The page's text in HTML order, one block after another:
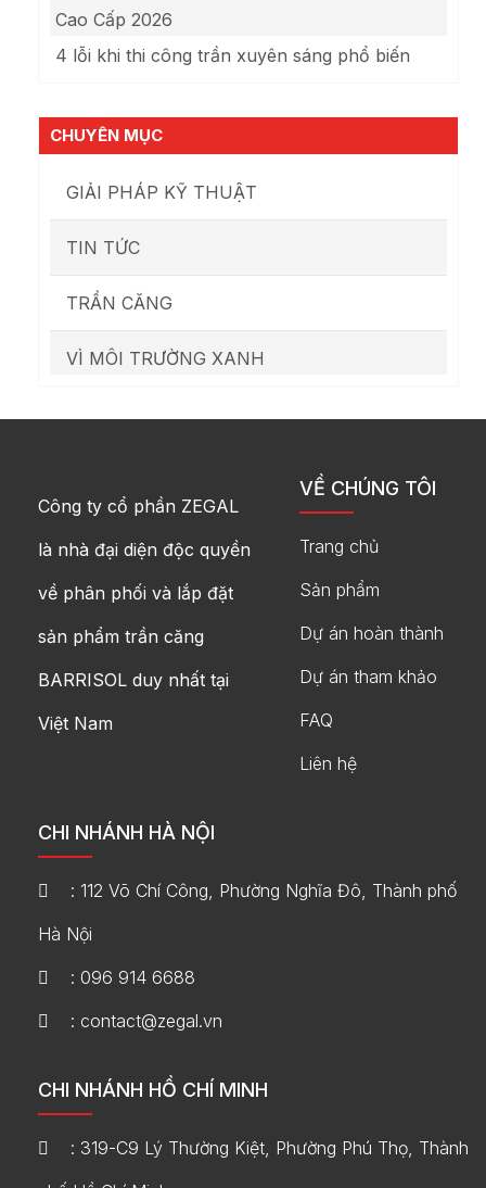
Cao Cấp 2026
4 lỗi khi thi công trần xuyên sáng phổ biến
CHUYÊN MỤC
GIẢI PHÁP KỸ THUẬT
TIN TỨC
TRẦN CĂNG
VÌ MÔI TRƯỜNG XANH
Công ty cổ phần ZEGAL
là nhà đại diện độc quyền
về phân phối và lắp đặt
sản phẩm trần căng
BARRISOL duy nhất tại
Việt Nam
VỀ CHÚNG TÔI
Trang chủ
Sản phẩm
Dự án hoàn thành
Dự án tham khảo
FAQ
Liên hệ
CHI NHÁNH HÀ NỘI
: 112 Võ Chí Công, Phường Nghĩa Đô, Thành phố
Hà Nội
: 096 914 6688
: contact@zegal.vn
CHI NHÁNH HỒ CHÍ MINH
: 319-C9 Lý Thường Kiệt, Phường Phú Thọ, Thành